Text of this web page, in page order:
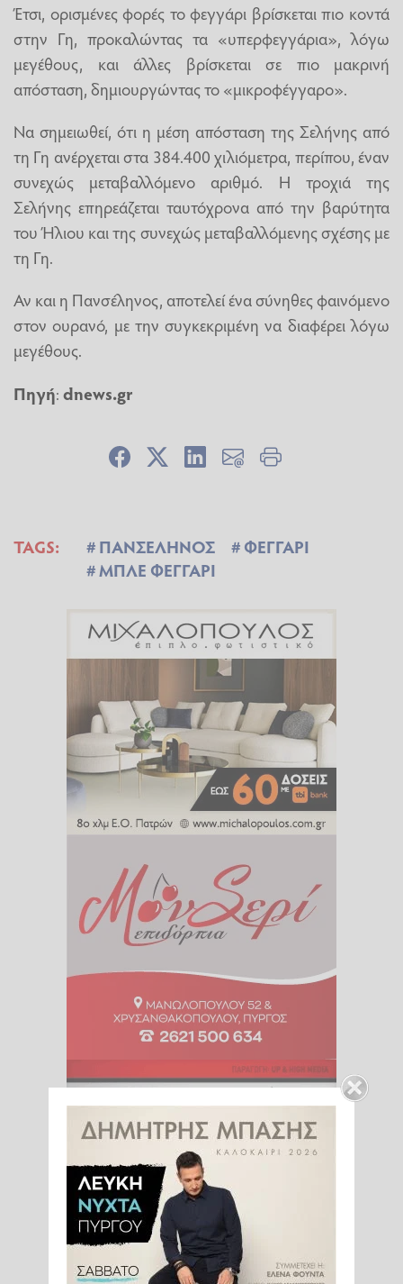
Έτσι, ορισμένες φορές το φεγγάρι βρίσκεται πιο κοντά
στην Γη, προκαλώντας τα «υπερφεγγάρια», λόγω
μεγέθους, και άλλες βρίσκεται σε πιο μακρινή
απόσταση, δημιουργώντας το «μικροφέγγαρο».
Να σημειωθεί, ότι η μέση απόσταση της Σελήνης από
τη Γη ανέρχεται στα 384.400 χιλιόμετρα, περίπου, έναν
συνεχώς μεταβαλλόμενο αριθμό. Η τροχιά της
Σελήνης επηρεάζεται ταυτόχρονα από την βαρύτητα
του Ήλιου και της συνεχώς μεταβαλλόμενης σχέσης με
τη Γη.
Αν και η Πανσέληνος, αποτελεί ένα σύνηθες φαινόμενο
στον ουρανό, με την συγκεκριμένη να διαφέρει λόγω
μεγέθους.
Πηγή:dnews.gr
TAGS: ΠΑΝΣΕΛΗΝΟΣ
ΦΕΓΓΑΡΙ
ΜΠΛΕ ΦΕΓΓΑΡΙ